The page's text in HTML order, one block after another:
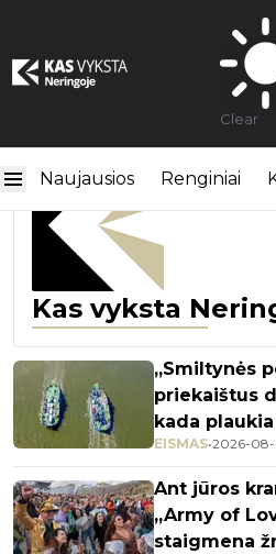
Clear
Naujausios Renginiai
Kas vyksta
„Smiltynės
priekaištus
kada
EISMAS•2026-
Ant jūros
„Army of
staigmena